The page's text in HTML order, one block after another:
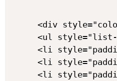
<div style="color:#333333; 	font-size:18px;	font-weight:500;
<ul style="list-
<li
<li
<li